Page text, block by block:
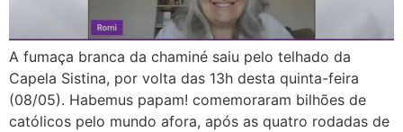
A fumaça branca da chaminé saiu pelo telhado da
Capela Sistina, por volta das 13h desta quinta-feira
(08/05). Habemus papam! comemoraram bilhões de
católicos pelo mundo afora, após as quatro rodadas de